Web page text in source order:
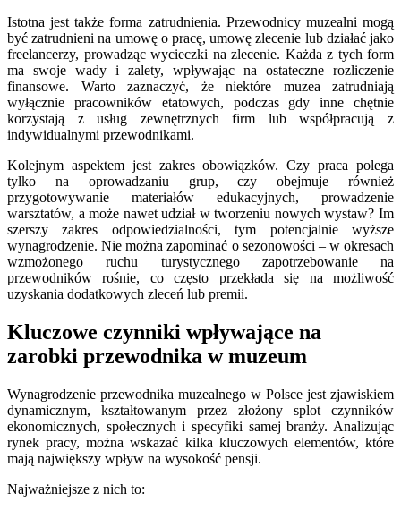
Istotna jest także forma zatrudnienia. Przewodnicy muzealni mogą
być zatrudnieni na umowę o pracę, umowę zlecenie lub działać jako
freelancerzy, prowadząc wycieczki na zlecenie. Każda z tych form
ma swoje wady i zalety, wpływając na ostateczne rozliczenie
finansowe. Warto zaznaczyć, że niektóre muzea zatrudniają
wyłącznie pracowników etatowych, podczas gdy inne chętnie
korzystają z usług zewnętrznych firm lub współpracują z
indywidualnymi przewodnikami.
Kolejnym aspektem jest zakres obowiązków. Czy praca polega
tylko na oprowadzaniu grup, czy obejmuje również
przygotowywanie materiałów edukacyjnych, prowadzenie
warsztatów, a może nawet udział w tworzeniu nowych wystaw? Im
szerszy zakres odpowiedzialności, tym potencjalnie wyższe
wynagrodzenie. Nie można zapominać o sezonowości – w okresach
wzmożonego ruchu turystycznego zapotrzebowanie na
przewodników rośnie, co często przekłada się na możliwość
uzyskania dodatkowych zleceń lub premii.
Kluczowe czynniki wpływające na
zarobki przewodnika w muzeum
Wynagrodzenie przewodnika muzealnego w Polsce jest zjawiskiem
dynamicznym, kształtowanym przez złożony splot czynników
ekonomicznych, społecznych i specyfiki samej branży. Analizując
rynek pracy, można wskazać kilka kluczowych elementów, które
mają największy wpływ na wysokość pensji.
Najważniejsze z nich to: